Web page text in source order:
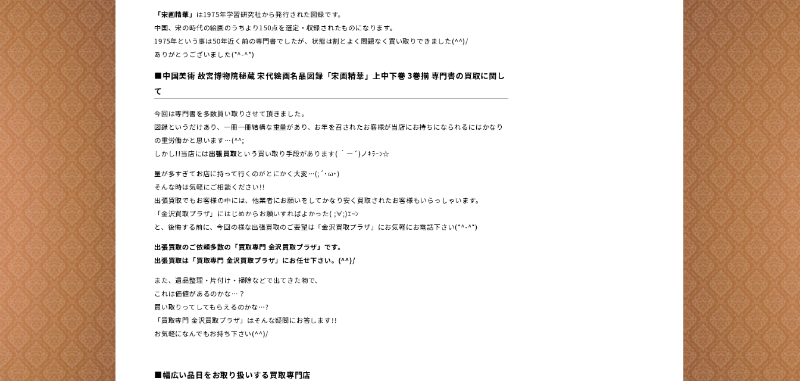
「宋画精華」 は1975年学習研究社から発行された図録です。
中国、宋の時代の絵画のうちより150点を選定・収録されたものになります。
1975年という事は50年近く前の専門書でしたが、状態は割とよく問題なく買い取りできました(^^)/
ありがとうございました(*^-^*)
■中国美術 故宮博物院秘蔵 宋代絵画名品図録「宋画精華」上中下巻 3巻揃 専門書の買取に関し
て
今回は専門書を多数買い取りさせて頂きました。
図録というだけあり、一冊一冊結構な重量があり、お年を召されたお客様が当店にお持ちになられるにはかなり
の重労働かと思います…(^^;
しかし!!当店には出張買取という買い取り手段があります( ｀ー´)ノｷﾗｰﾝ☆
量が多すぎてお店に持って行くのがとにかく大変…(;´･ω･)
そんな時は気軽にご相談ください!!
出張買取でもお客様の中には、他業者にお願いをしてかなり安く買取されたお客様もいらっしゃいます。
「金沢買取プラザ」にはじめからお願いすればよかった( ;∀;)ｴｰﾝ
と、後悔する前に、今回の様な出張買取のご要望は「金沢買取プラザ」にお気軽にお電話下さい(*^-^*)
出張買取のご依頼多数の「買取専門 金沢買取プラザ」です。
出張買取は「買取専門 金沢買取プラザ」にお任せ下さい。(^^)/
また、遺品整理・片付け・掃除などで出てきた物で、
これは価値があるのかな…？
買い取りってしてもらえるのかな…?
「買取専門 金沢買取プラザ」はそんな疑問にお答します!!
お気軽になんでもお持ち下さい(^^)/
■幅広い品目をお取り扱いする買取専門店